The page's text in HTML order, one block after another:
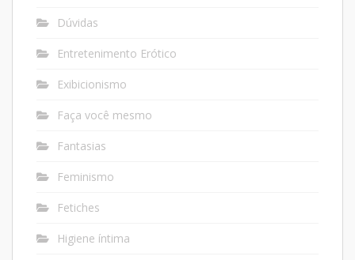
Dúvidas
Entretenimento Erótico
Exibicionismo
Faça você mesmo
Fantasias
Feminismo
Fetiches
Higiene íntima